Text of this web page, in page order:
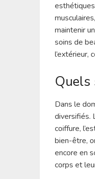
maintenir
soins de
l’extérieur,
Quels
Dans le
diversifiés.
coiffure,
bien-être,
encore en
corps et